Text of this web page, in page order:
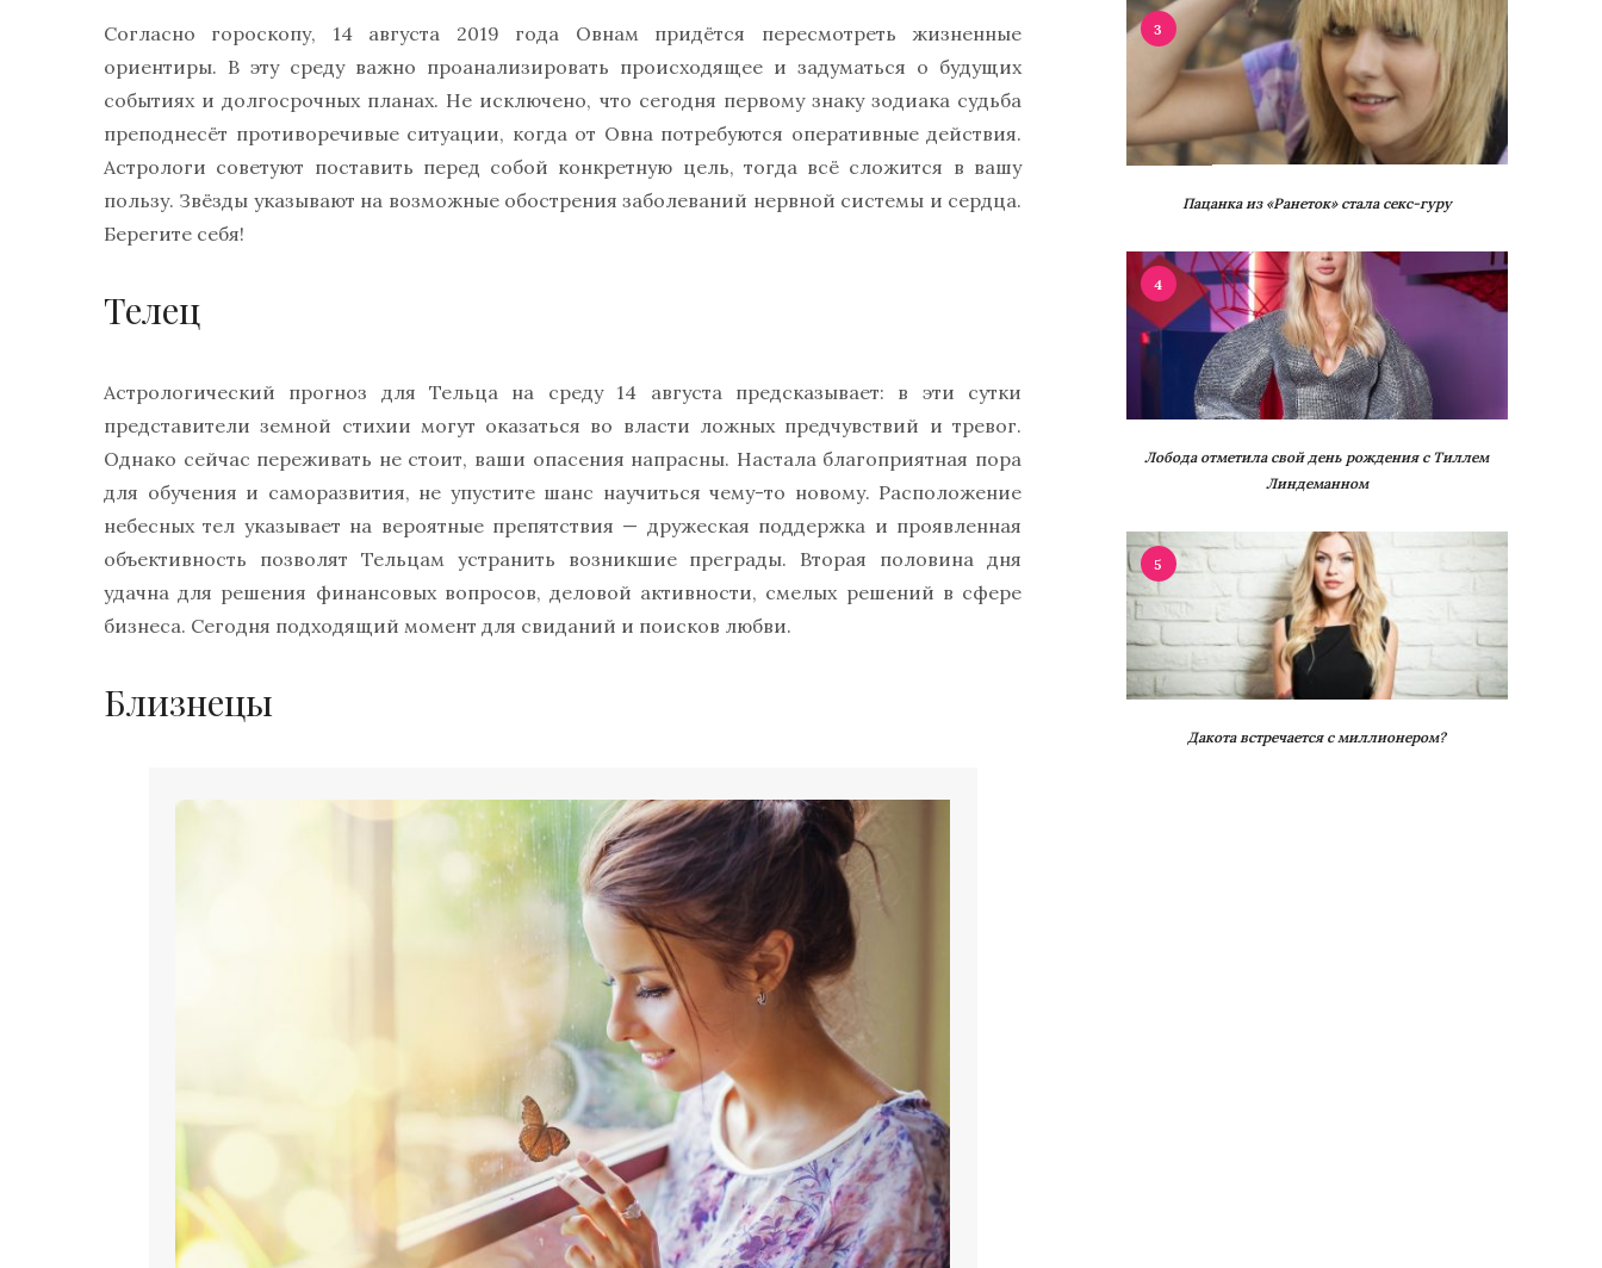
Согласно гороскопу, 14 августа 2019 года Овнам придётся пересмотреть жизненные
ориентиры. В эту среду важно проанализировать происходящее и задуматься о будущих
событиях и долгосрочных планах. Не исключено, что сегодня первому знаку зодиака судьба
преподнесёт противоречивые ситуации, когда от Овна потребуются оперативные действия.
Астрологи советуют поставить перед собой конкретную цель, тогда всё сложится в вашу
пользу. Звёзды указывают на возможные обострения заболеваний нервной системы и сердца.
Берегите себя!
Телец
Астрологический прогноз для Тельца на среду 14 августа предсказывает: в эти сутки
представители земной стихии могут оказаться во власти ложных предчувствий и тревог.
Однако сейчас переживать не стоит, ваши опасения напрасны. Настала благоприятная пора
для обучения и саморазвития, не упустите шанс научиться чему-то новому. Расположение
небесных тел указывает на вероятные препятствия — дружеская поддержка и проявленная
объективность позволят Тельцам устранить возникшие преграды. Вторая половина дня
удачна для решения финансовых вопросов, деловой активности, смелых решений в сфере
бизнеса. Сегодня подходящий момент для свиданий и поисков любви.
Близнецы
3
Пацанка из «Ранеток» стала секс-гуру
4
Лобода отметила свой день рождения с Тиллем
Линдеманном
5
Дакота встречается с миллионером?